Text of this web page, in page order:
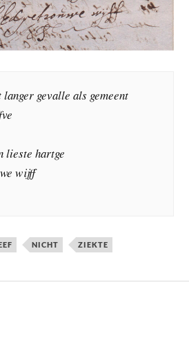
langer gevalle als gemeent
lieste hartge
wijff
NICHT ZIEKTE